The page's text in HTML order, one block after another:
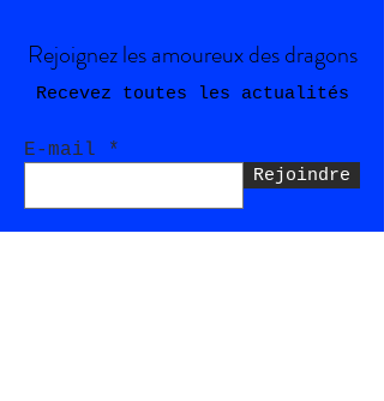
Rejoignez les amoureux des dragons
Recevez toutes les actualités
E-mail
Rejoindre